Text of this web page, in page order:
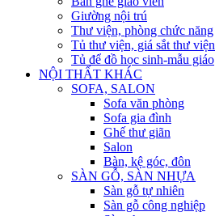
Giường nội trú
Thư viện, phòng chức năng
Tủ thư viện, giá sắt thư viện
Tủ để đồ học sinh-mẫu giáo
NỘI THẤT KHÁC
SOFA, SALON
Sofa văn phòng
Sofa gia đình
Ghế thư giãn
Salon
Bàn, kệ góc, đôn
SÀN GỖ, SÀN NHỰA
Sàn gỗ tự nhiên
Sàn gỗ công nghiệp